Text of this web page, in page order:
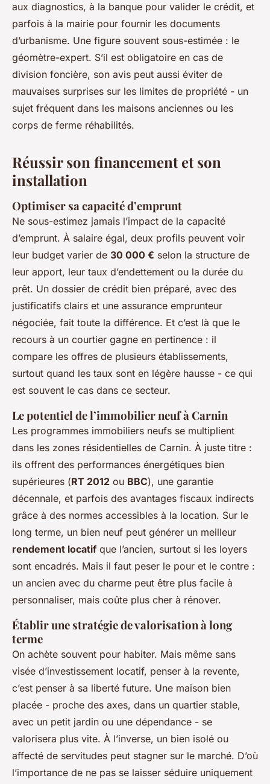
aux diagnostics, à la banque pour valider le crédit, et
parfois à la mairie pour fournir les documents
d’urbanisme. Une figure souvent sous-estimée : le
géomètre-expert. S’il est obligatoire en cas de
division foncière, son avis peut aussi éviter de
mauvaises surprises sur les limites de propriété - un
sujet fréquent dans les maisons anciennes ou les
corps de ferme réhabilités.
Réussir son financement et son
installation
Optimiser sa capacité d’emprunt
Ne sous-estimez jamais l’impact de la capacité
d’emprunt. À salaire égal, deux profils peuvent voir
leur budget varier de 30 000 € selon la structure de
leur apport, leur taux d’endettement ou la durée du
prêt. Un dossier de crédit bien préparé, avec des
justificatifs clairs et une assurance emprunteur
négociée, fait toute la différence. Et c’est là que le
recours à un courtier gagne en pertinence : il
compare les offres de plusieurs établissements,
surtout quand les taux sont en légère hausse - ce qui
est souvent le cas dans ce secteur.
Le potentiel de l’immobilier neuf à Carnin
Les programmes immobiliers neufs se multiplient
dans les zones résidentielles de Carnin. À juste titre :
ils offrent des performances énergétiques bien
supérieures (RT 2012 ou BBC), une garantie
décennale, et parfois des avantages fiscaux indirects
grâce à des normes accessibles à la location. Sur le
long terme, un bien neuf peut générer un meilleur
rendement locatif que l’ancien, surtout si les loyers
sont encadrés. Mais il faut peser le pour et le contre :
un ancien avec du charme peut être plus facile à
personnaliser, mais coûte plus cher à rénover.
Établir une stratégie de valorisation à long
terme
On achète souvent pour habiter. Mais même sans
visée d’investissement locatif, penser à la revente,
c’est penser à sa liberté future. Une maison bien
placée - proche des axes, dans un quartier stable,
avec un petit jardin ou une dépendance - se
valorisera plus vite. À l’inverse, un bien isolé ou
affecté de servitudes peut stagner sur le marché. D’où
l’importance de ne pas se laisser séduire uniquement